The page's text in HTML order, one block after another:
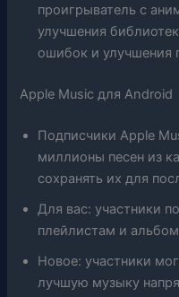
проигрыватель с
улучшения
ошибок и улучшения
Apple Music для Android
Подписчики Apple
миллионы песен из
сохранять их для
Для вас: участники
плейлистам и
Новое: участники
лучшую музыку